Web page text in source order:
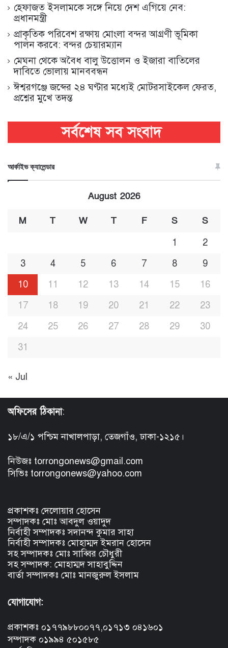
হেফাজত ইসলামকে সঙ্গে নিয়ে দেশ এগিয়ে নেব:
প্রধানমন্ত্রী
প্রাকৃতিক পরিবেশ রক্ষায় মোংলা বন্দর আগ্রণী ভূমিকা
পালন করবে: বন্দর চেয়ারম্যান
মেঘনা থেকে অবৈধ বালু উত্তোলন ও ইজারা বাতিলের
দাবিতে ভোলায় মানববন্ধন
ঈশ্বরগঞ্জে জব্দের ২৪ ঘণ্টার মধ্যেই মোটরসাইকেল ফেরত,
প্রশ্নের মুখে তদন্ত
আর্কাইভ ক্যালেন্ডার
August 2026
M T W T F S S
1
2
3
4 5 6 7 8
9
10
11 12 13 14 15
16
17
18 19 20 21 22
23
24
25 26 27 28 29
30
31
« Jul
অফিসের ঠিকানা:
১৮/এ/১ পশ্চিম নাখালপাড়া, তেজগাঁও, ঢাকা-১২১৫।
নিউজঃ torrongonews@gmail.com
সিভিঃ torrongonews@yahoo.com
প্রকাশকঃ দেলোয়ার হোসেন
সম্পাদকঃ মোঃ আবদুল ওয়াদুদ
নির্বাহী সম্পাদকঃ সদানন্দ কুমার সাহা
নির্বাহী সম্পাদকঃ মোহাম্মদ ইমরান হোসেন
সহ সম্পাদকঃ মোঃ সাব্বির চৌধুরী
সহ সম্পাদক: মোহাম্মদ সাহাবুদ্দিন
বার্তা সম্পাদকঃ মোঃ মানজুরুল ইসলাম
যোগাযোগ:
প্রকাশকঃ ০১৭৭৯৮৮০০৭৭,০১৭১৩ ০৪১৬০১
সম্পাদক ০১৯৯৪ ৫০১৫৮৫